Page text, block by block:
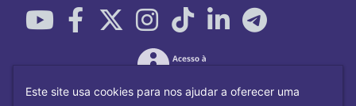
Este site usa cookies para nos ajudar a oferecer uma